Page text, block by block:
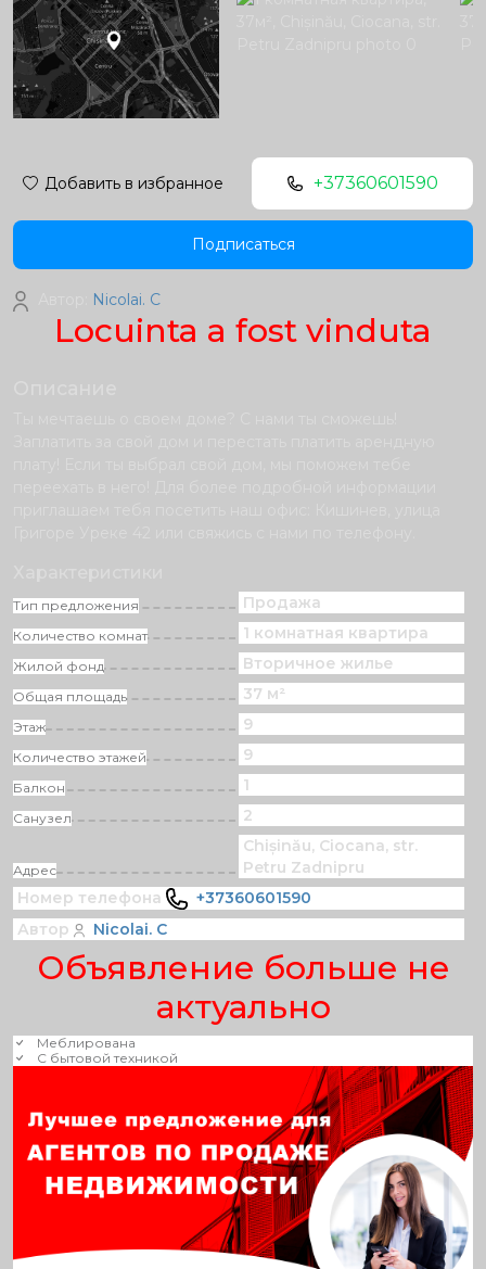
Locuinta a fost vinduta
Тип предложения Продажа
Количество комнат 1 комнатная квартира
Жилой фонд Вторичное жилье
Общая площадь 37 м²
Этаж 9
Количество этажей 9
Балкон 1
Санузел 2
Адрес
Chișinău, Ciocana, str.
Petru Zadnipru
Номер телефона
+37360601590
Автор
Nicolai. C
Объявление больше не
актуально
Меблирована
С бытовой техникой
Добавить в избранное +37360601590
Подписаться
Nicolai. C